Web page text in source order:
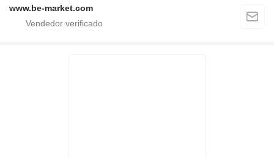
www.be-market.com